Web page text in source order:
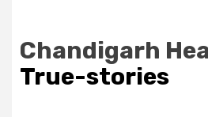
Chandigarh
True-stories